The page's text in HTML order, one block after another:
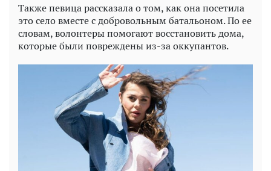
Также певица рассказала о том, как она посетила
это село вместе с добровольным батальоном. По ее
словам, волонтеры помогают восстановить дома,
которые были повреждены из-за оккупантов.